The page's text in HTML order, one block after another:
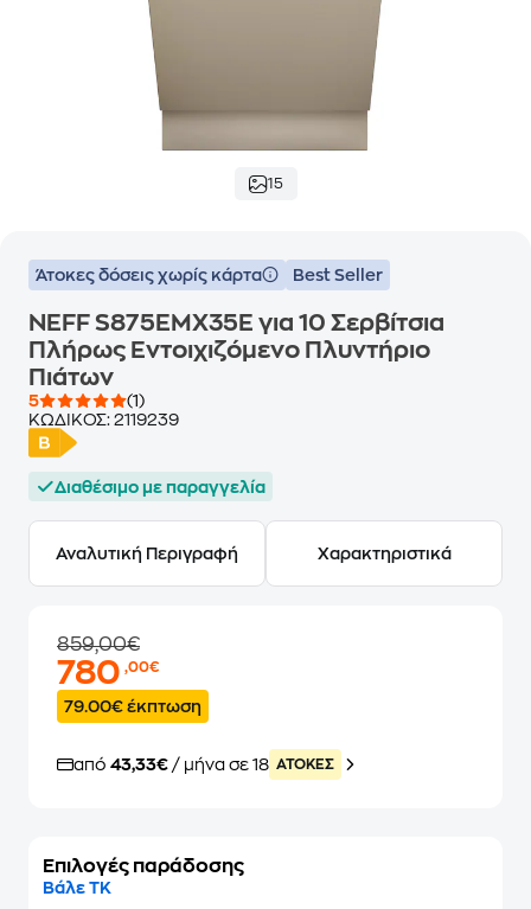
15
Άτοκες δόσεις χωρίς κάρτα Best Seller
NEFF S875EMX35E για 10 Σερβίτσια
Πλήρως Εντοιχιζόμενο Πλυντήριο
Πιάτων
5
(1)
ΚΩΔΙΚΟΣ: 2119239
Διαθέσιμο με παραγγελία
Αναλυτική Περιγραφή Χαρακτηριστικά
859,00€
780,00€
79.00€ έκπτωση
από 43,33€ / μήνα σε 18 ATOKEΣ
Επιλογές παράδοσης
Βάλε ΤΚ